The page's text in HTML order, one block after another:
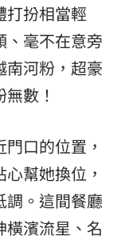
打扮相當輕
、毫不在意旁
南河粉，超豪
數！
口的位置，
幫她換位，
調。這間餐廳
橫濱流星、名